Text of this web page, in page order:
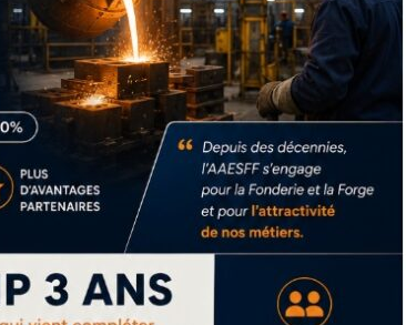
juillet 2015
juin 2015
mai 2015
avril 2015
mars 2015
février 2015
janvier 2015
décembre 2014
novembre 2014
juillet 2011
juin 2011
mai 2011
mars 2011
février 2011